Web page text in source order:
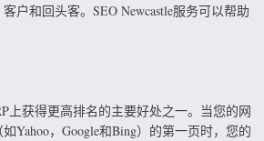
户和回头客。SEO Newcastle服务可以帮助
上获得更高排名的主要好处之一。当您的网
Yahoo，Google和Bing）的第一页时，您的